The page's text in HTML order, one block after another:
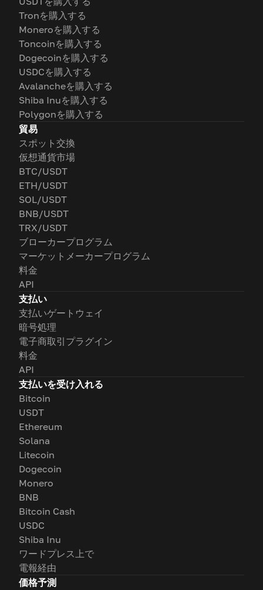
Tronを購入する
Moneroを購入する
Toncoinを購入する
Dogecoinを購入する
USDCを購入する
Avalancheを購入する
Shiba Inuを購入する
Polygonを購入する
貿易
スポット交換
仮想通貨市場
BTC/USDT
ETH/USDT
SOL/USDT
BNB/USDT
TRX/USDT
ブローカープログラム
マーケットメーカープログラム
料金
API
支払い
支払いゲートウェイ
暗号処理
電子商取引プラグイン
料金
API
支払いを受け入れる
Bitcoin
USDT
Ethereum
Solana
Litecoin
Dogecoin
Monero
BNB
Bitcoin Cash
USDC
Shiba Inu
ワードプレス上で
電報経由
価格予測